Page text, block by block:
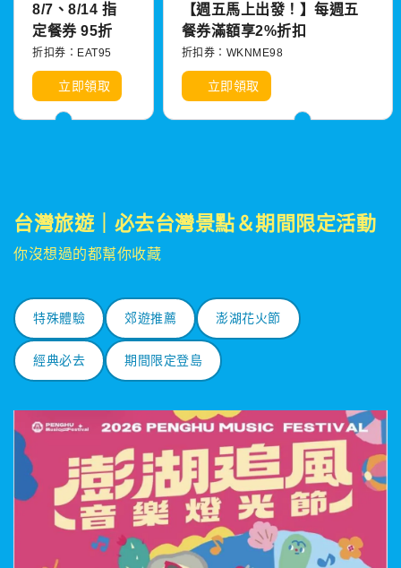
8/7、8/14 指
定餐券 95折
折扣券：EAT95
立即領取
【週五馬上出發！】每週五
餐券滿額享2%折扣
折扣券：WKNME98
立即領取
台灣旅遊｜必去台灣景點＆期間限定活動
你沒想過的都幫你收藏
特殊體驗 郊遊推薦 澎湖花火節
經典必去 期間限定登島